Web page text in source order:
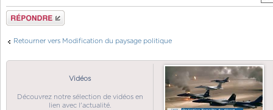
Répondre
Retourner vers Modification du paysage politique
Vidéos
Découvrez notre sélection de vidéos en
lien avec l'actualité.